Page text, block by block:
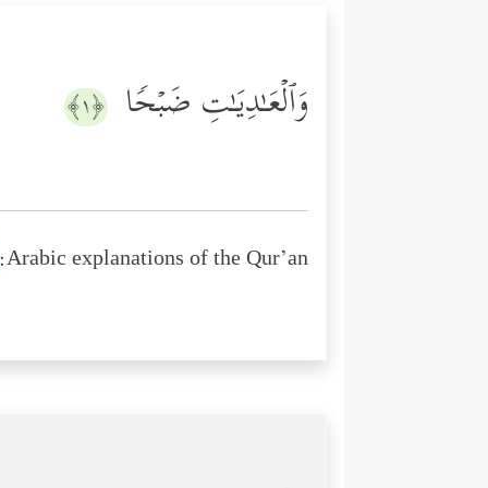
وَٱلۡعَـٰدِیَـٰتِ ضَبۡحࣰا ﴿١﴾
Arabic explanations of the Qur’an: